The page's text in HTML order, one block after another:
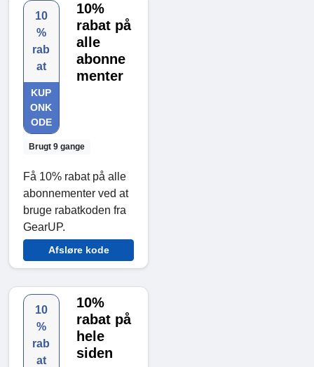
10
%
rab
at
KUP
ONK
ODE
Brugt 9 gange
10%
rabat på
alle
abonne
menter
Få 10% rabat på alle
abonnementer ved at
bruge rabatkoden fra
GearUP.
Afsløre kode
10
%
rab
at
10%
rabat på
hele
siden